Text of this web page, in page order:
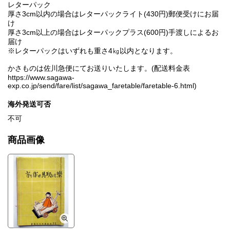
レターパック
厚さ3cm以内の場合はレターパックライト(430円)郵便受けにお届
け
厚さ3cm以上の場合はレターパックプラス(600円)手渡しによるお
届け
※レターパックはいずれも重さ4㎏以内となります。
かさものは佐川急便にてお送りいたします。(配送料金表
https://www.sagawa-
exp.co.jp/send/fare/list/sagawa_faretable/faretable-6.html)
海外発送可否
不可
商品画像